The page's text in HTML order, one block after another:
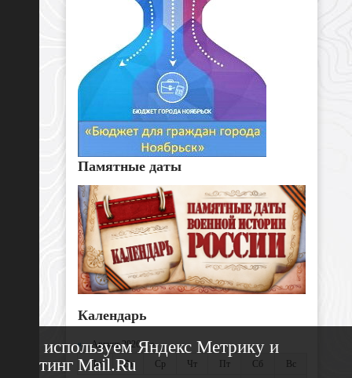
Памятные даты
Календарь
«Август 2026 »
Пн
Вт Ср Чт Пт Сб
Вс
Мы используем Яндекс Метрику и
Рейтинг Mail.Ru